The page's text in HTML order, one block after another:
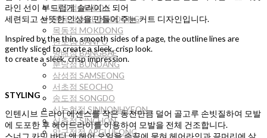
마곡점 MAGOK
명동점 MYEONGDONG
목동점 MOKDONG
반포점 BANPO
방배점 BANGBAE
분당점 BUNDANG
삼성점 SAMSEONG
서초점 SEOCHO
송도점 SONGDO
신논현점 SINNONHYEON
신촌점 SINCHON
압구정점 APGUJEONG
라인 선이 부드럽게 슬라이스 되어
세련되고 산뜻한 인상을 만들어 주는 커트 디자인입니다.
Inspired by the thin, smooth sides of a page, the outline lines are
gently sliced to create a sleek, crisp look.
to create a sleek, crisp impression.
STYLING
인텐시브 드라이 에센스를 작은 동전만큼 덜어 골고루 손빗질하여 모발
에 도포한 후 헤어드라이를 이용하여 모발을 전체 건조합니다.